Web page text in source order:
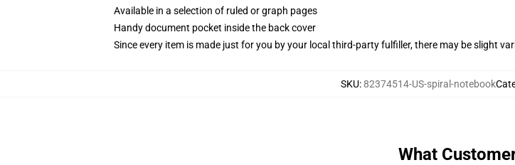
Available in a selection of ruled or graph pages
Handy document pocket inside the back cover
Since every item is made just for you by your local third-party fulfiller, there may be slight
SKU:82374514-US-spiral-notebook
What